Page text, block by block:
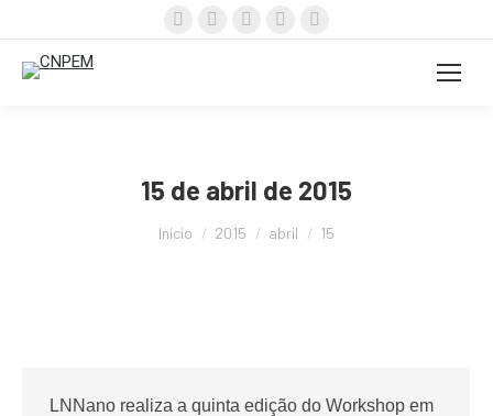
Facebook InstagramYouTube
15 de abril de 2015
Início 2015 abril 15
LNNano realiza a quinta edição do Workshop em